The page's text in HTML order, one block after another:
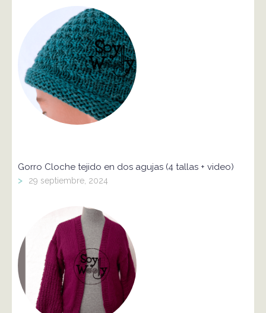
Gorro Cloche tejido en dos agujas (4 tallas + video)
> 29 septiembre, 2024